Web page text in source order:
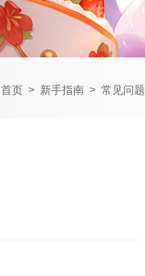
首页 > 新手指南 > 常见问题